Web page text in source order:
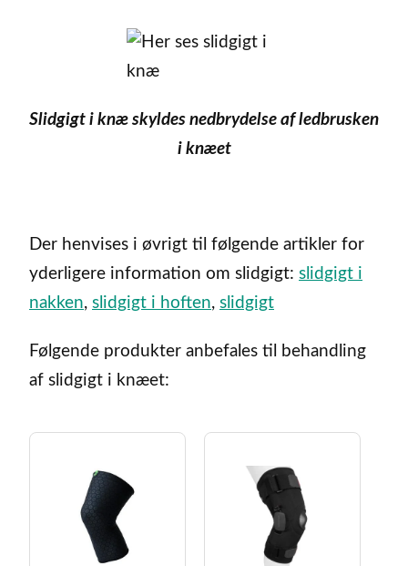
Slidgigt i knæ skyldes nedbrydelse af ledbrusken
i knæet
Der henvises i øvrigt til følgende artikler for
yderligere information om slidgigt: slidgigt i
nakken, slidgigt i hoften, slidgigt
Følgende produkter anbefales til behandling
af slidgigt i knæet: